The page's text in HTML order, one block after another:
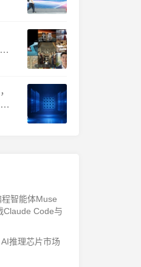
智能体Muse
Claude Code与
推理芯片市场